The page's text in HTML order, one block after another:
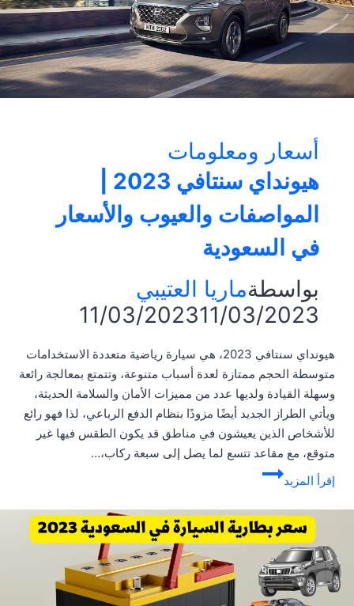
في
السعودية
أسعار ومعلومات
المواصفات والعيوب والأسعار
في السعودية
بواسطةماريا العتيبي
11/03/202311/03/2023
هيونداي سنتافي 2023، هي سيارة رياضية متعددة الاستخدامات
متوسطة الحجم ممتازة لعدة أسباب متنوعة، وتتمتع بمعالجة رائعة
وسهلة القيادة ولديها عدد من مميزات الأمان والسلامة الحديثة،
ويأتي الطراز الجديد أيضًا مزودًا بنظام الدفع الرباعي، لذا فهو رائع
للأشخاص الذين يعيشون في مناطق قد يكون الطقس فيها غير
متوقع، مع مقاعد تتسع لما يصل إلى سبعة ركاب،…
إقرأ المزيد
هيونداي
2023
|
المواصفات
والعيوب
والأسعار